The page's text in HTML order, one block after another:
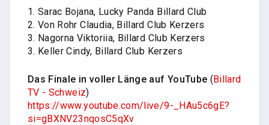
1. Sarac Bojana, Lucky Panda Billard Club
2. Von Rohr Claudia, Billard Club Kerzers
3. Nagorna Viktoriia, Billard Club Kerzers
3. Keller Cindy, Billard Club Kerzers
Das Finale in voller Länge auf YouTube (Billard
TV - Schweiz)
https://www.youtube.com/live/9-_HAu5c6gE?
si=gBXNV23nqosC5qXv